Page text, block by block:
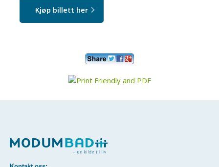
Kjøp billett her